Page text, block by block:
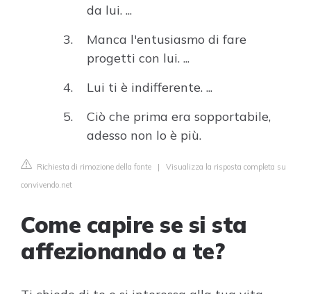
da lui. ...
Manca l'entusiasmo di fare
progetti con lui. ...
Lui ti è indifferente. ...
Ciò che prima era sopportabile,
adesso non lo è più.
Richiesta di rimozione della fonte | Visualizza la risposta completa su
convivendo.net
Come capire se si sta
affezionando a te?